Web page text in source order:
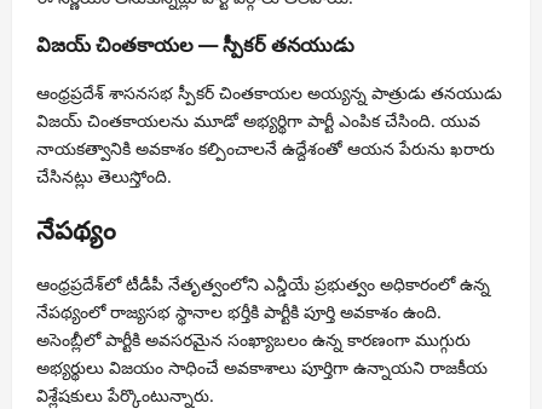
విజయ్ చింతకాయల — స్పీకర్ తనయుడు
ఆంధ్రప్రదేశ్ శాసనసభ స్పీకర్ చింతకాయల అయ్యన్న పాత్రుడు తనయుడు
విజయ్ చింతకాయలను మూడో అభ్యర్థిగా పార్టీ ఎంపిక చేసింది. యువ
నాయకత్వానికి అవకాశం కల్పించాలనే ఉద్దేశంతో ఆయన పేరును ఖరారు
చేసినట్లు తెలుస్తోంది.
నేపథ్యం
ఆంధ్రప్రదేశ్‌లో టీడీపీ నేతృత్వంలోని ఎన్డీయే ప్రభుత్వం అధికారంలో ఉన్న
నేపథ్యంలో రాజ్యసభ స్థానాల భర్తీకి పార్టీకి పూర్తి అవకాశం ఉంది.
అసెంబ్లీలో పార్టీకి అవసరమైన సంఖ్యాబలం ఉన్న కారణంగా ముగ్గురు
అభ్యర్థులు విజయం సాధించే అవకాశాలు పూర్తిగా ఉన్నాయని రాజకీయ
విశ్లేషకులు పేర్కొంటున్నారు.